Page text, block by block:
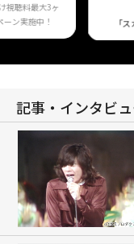
視聴料最大3ヶ
ン実施中！
「
記事・インタビ